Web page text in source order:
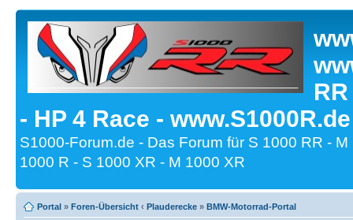
- HP 4 Race -
S1000-Forum.de - Das Forum für S 1000 RR -
1000 R - S 1000 XR - M 1000 XR
Portal » Foren-Übersicht ‹ Plauderecke » BMW-Motorrad-Portal